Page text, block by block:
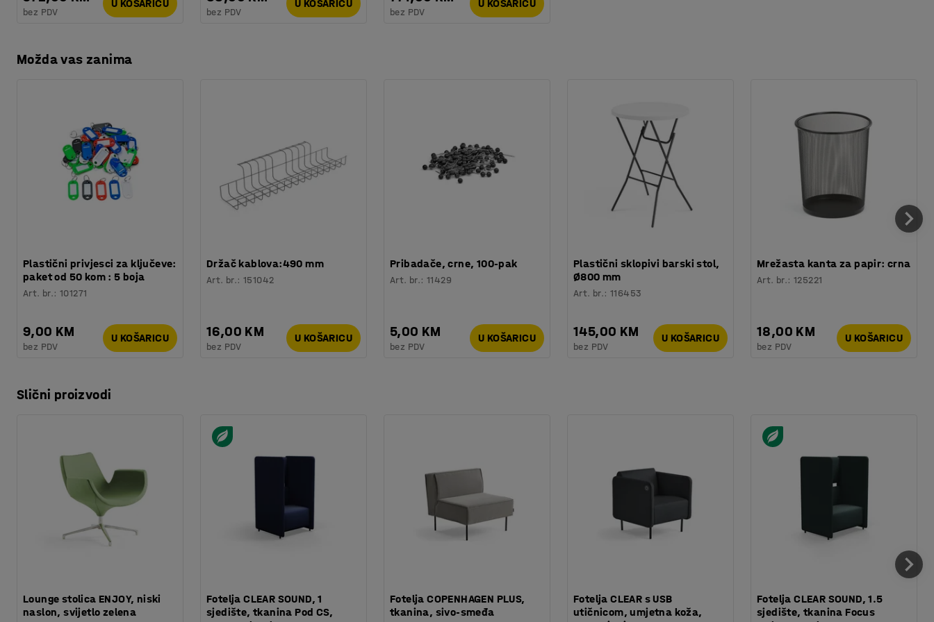
bez PDV
U KOŠARICU
bez PDV
U KOŠARICU
bez PDV
U KOŠARICU
Možda vas zanima
Plastični privjesci za ključeve:
paket od 50 kom : 5 boja
Art. br.:101271
9,00 KM
bez PDV
U KOŠARICU
Držač kablova:490 mm
Art. br.:151042
16,00 KM
bez PDV
U KOŠARICU
Pribadače, crne, 100-pak
Art. br.:11429
5,00 KM
bez PDV
U KOŠARICU
Plastični sklopivi barski stol,
Ø800 mm
Art. br.:116453
145,00 KM
bez PDV
U KOŠARICU
Mrežasta kanta za papir: crna
Art. br.:125221
18,00 KM
bez PDV
U KOŠARICU
Slični proizvodi
Lounge stolica ENJOY, niski
naslon, svijetlo zelena
Fotelja CLEAR SOUND, 1
sjedište, tkanina Pod CS,
Fotelja COPENHAGEN PLUS,
tkanina, sivo-smeđa
Fotelja CLEAR s USB
utičnicom, umjetna koža,
Fotelja CLEAR SOUND, 1.5
sjedište, tkanina Focus